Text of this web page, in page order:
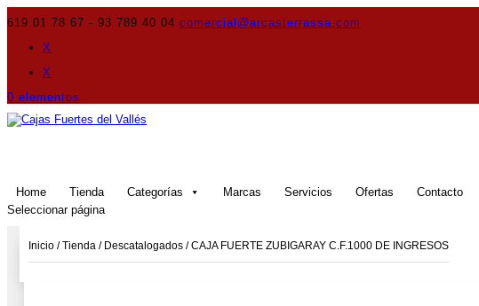
619 01 78 67 - 93 789 40 04 comercial@arcasterrassa.com
X
X
0 elementos
Home Tienda Categorías Marcas Servicios Ofertas Contacto
Seleccionar página
Inicio /Tienda / Descatalogados / CAJA FUERTE ZUBIGARAY C.F.1000 DE INGRESOS